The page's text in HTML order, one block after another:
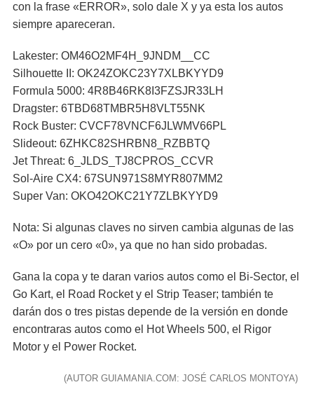
con la frase «ERROR», solo dale X y ya esta los autos
siempre apareceran.
Lakester: OM46O2MF4H_9JNDM__CC
Silhouette II: OK24ZOKC23Y7XLBKYYD9
Formula 5000: 4R8B46RK8I3FZSJR33LH
Dragster: 6TBD68TMBR5H8VLT55NK
Rock Buster: CVCF78VNCF6JLWMV66PL
Slideout: 6ZHKC82SHRBN8_RZBBTQ
Jet Threat: 6_JLDS_TJ8CPROS_CCVR
Sol-Aire CX4: 67SUN971S8MYR807MM2
Super Van: OKO42OKC21Y7ZLBKYYD9
Nota: Si algunas claves no sirven cambia algunas de las
«O» por un cero «0», ya que no han sido probadas.
Gana la copa y te daran varios autos como el Bi-Sector, el
Go Kart, el Road Rocket y el Strip Teaser; también te
darán dos o tres pistas depende de la versión en donde
encontraras autos como el Hot Wheels 500, el Rigor
Motor y el Power Rocket.
(AUTOR GUIAMANIA.COM: JOSÉ CARLOS MONTOYA)